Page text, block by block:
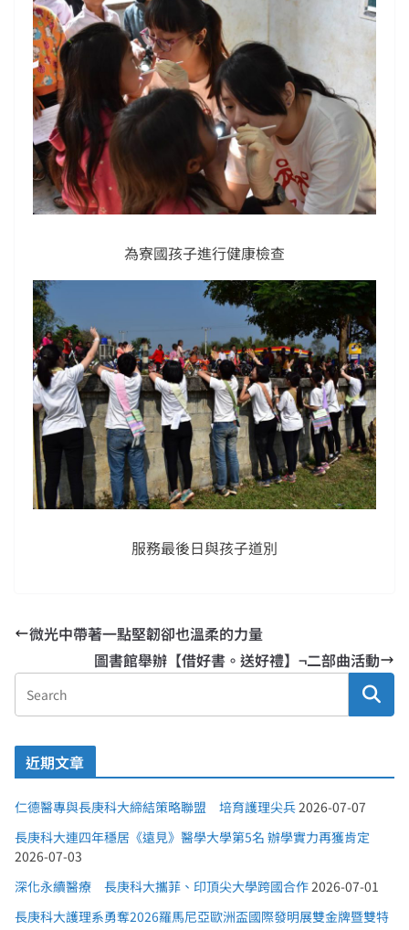
為寮國孩子進行健康檢查
服務最後日與孩子道別
微光中帶著一點堅韌卻也溫柔的力量
圖書館舉辦【借好書。送好禮】¬二部曲活動
近期文章
仁德醫專與長庚科大締結策略聯盟 培育護理尖兵 2026-07-07
長庚科大連四年穩居《遠見》醫學大學第5名 辦學實力再獲肯定
2026-07-03
深化永續醫療 長庚科大攜菲、印頂尖大學跨國合作 2026-07-01
長庚科大護理系勇奪2026羅馬尼亞歐洲盃國際發明展雙金牌暨雙特